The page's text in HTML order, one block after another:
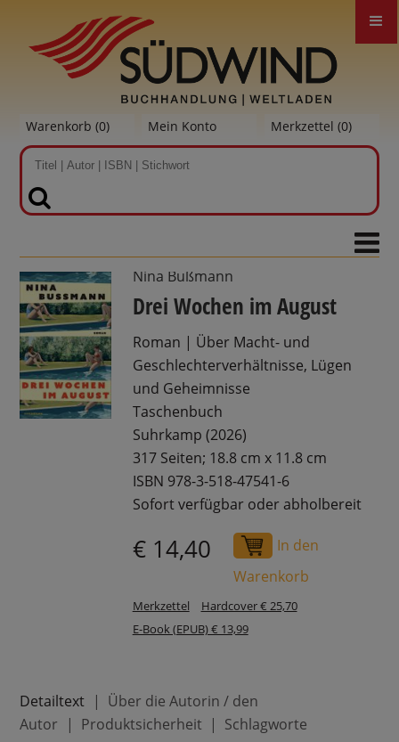
Warenkorb (0) Mein Konto Merkzettel (0)
Nina Bußmann
Drei Wochen im August
Roman | Über Macht- und
Geschlechterverhältnisse, Lügen
und Geheimnisse
Taschenbuch
Suhrkamp (2026)
317 Seiten; 18.8 cm x 11.8 cm
ISBN 978-3-518-47541-6
Sofort verfügbar oder abholbereit
€ 14,40
In den
Warenkorb
Merkzettel
Hardcover € 25,70
E-Book (EPUB) € 13,99
Detailtext
Über die Autorin / den
Autor
Produktsicherheit Schlagworte